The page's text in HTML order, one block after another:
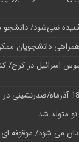
نمی‌شود/ دانشجو
دانشجویان
اسرائیل در کرج/‌
متولد شد
می شود/ موقوفه ای